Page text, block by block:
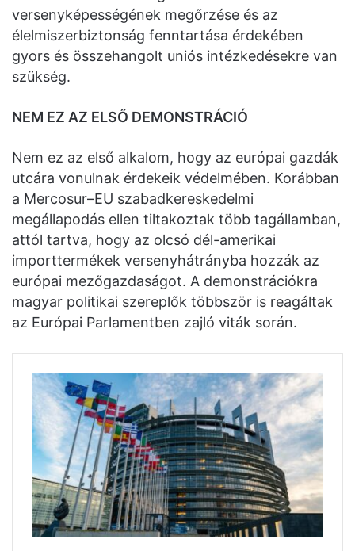
versenyképességének megőrzése és az
élelmiszerbiztonság fenntartása érdekében
gyors és összehangolt uniós intézkedésekre van
szükség.
NEM EZ AZ ELSŐ DEMONSTRÁCIÓ
Nem ez az első alkalom, hogy az európai gazdák
utcára vonulnak érdekeik védelmében. Korábban
a Mercosur–EU szabadkereskedelmi
megállapodás ellen tiltakoztak több tagállamban,
attól tartva, hogy az olcsó dél-amerikai
importtermékek versenyhátrányba hozzák az
európai mezőgazdaságot. A demonstrációkra
magyar politikai szereplők többször is reagáltak
az Európai Parlamentben zajló viták során.